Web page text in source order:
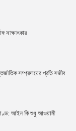
সাক্ষাৎকার
সম্প্রদায়ের প্রতি সজীব
আইন কি শুধু আওয়ামী